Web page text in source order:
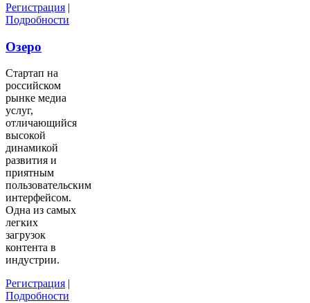
Регистрация |
Подробности
Озеро
Стартап на
российском
рынке медиа
услуг,
отличающийся
высокой
динамикой
развития и
приятным
пользовательским
интерфейсом.
Одна из самых
легких
загрузок
контента в
индустрии.
Регистрация |
Подробности